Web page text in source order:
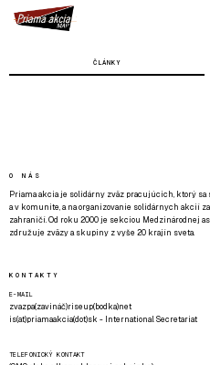
ČLÁNKY
O NÁS
Priama akcia je solidárny zväz pracujúcich, ktorý
a v komunite, a na organizovanie solidárnych akcií
zahraničí. Od roku 2000 je sekciou Medzinárodnej
združuje zväzy a skupiny z vyše 20 krajín sveta.
KONTAKTY
E-MAIL
zvazpa(zavináč)riseup(bodka)net
is(at)priamaakcia(dot)sk - International Secretariat
TELEFONICKÝ KONTAKT